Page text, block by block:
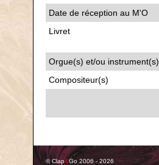
Date de réception au M'O
Livret
Orgue(s) et/ou instrument(s)
Compositeur(s)
© Clap&Go 2006 - 2026